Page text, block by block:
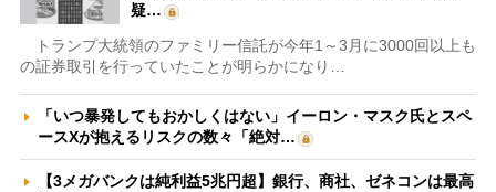
疑…
トランプ大統領のファミリー信託が今年1～3月に3000回以上も
の証券取引を行っていたことが明らかになり…
「いつ暴発してもおかしくはない」イーロン・マスク氏とスペ
ースXが抱えるリスクの数々「絶対…
【3メガバンクは純利益5兆円超】銀行、商社、ゼネコンは最高